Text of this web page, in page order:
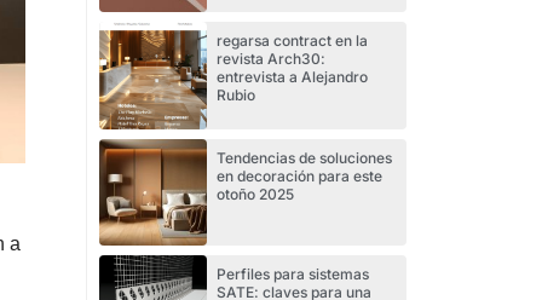
a
regarsa contract en la
revista Arch30:
entrevista a Alejandro
Rubio
Tendencias de soluciones
en decoración para este
otoño 2025
Perfiles para sistemas
SATE: claves para una